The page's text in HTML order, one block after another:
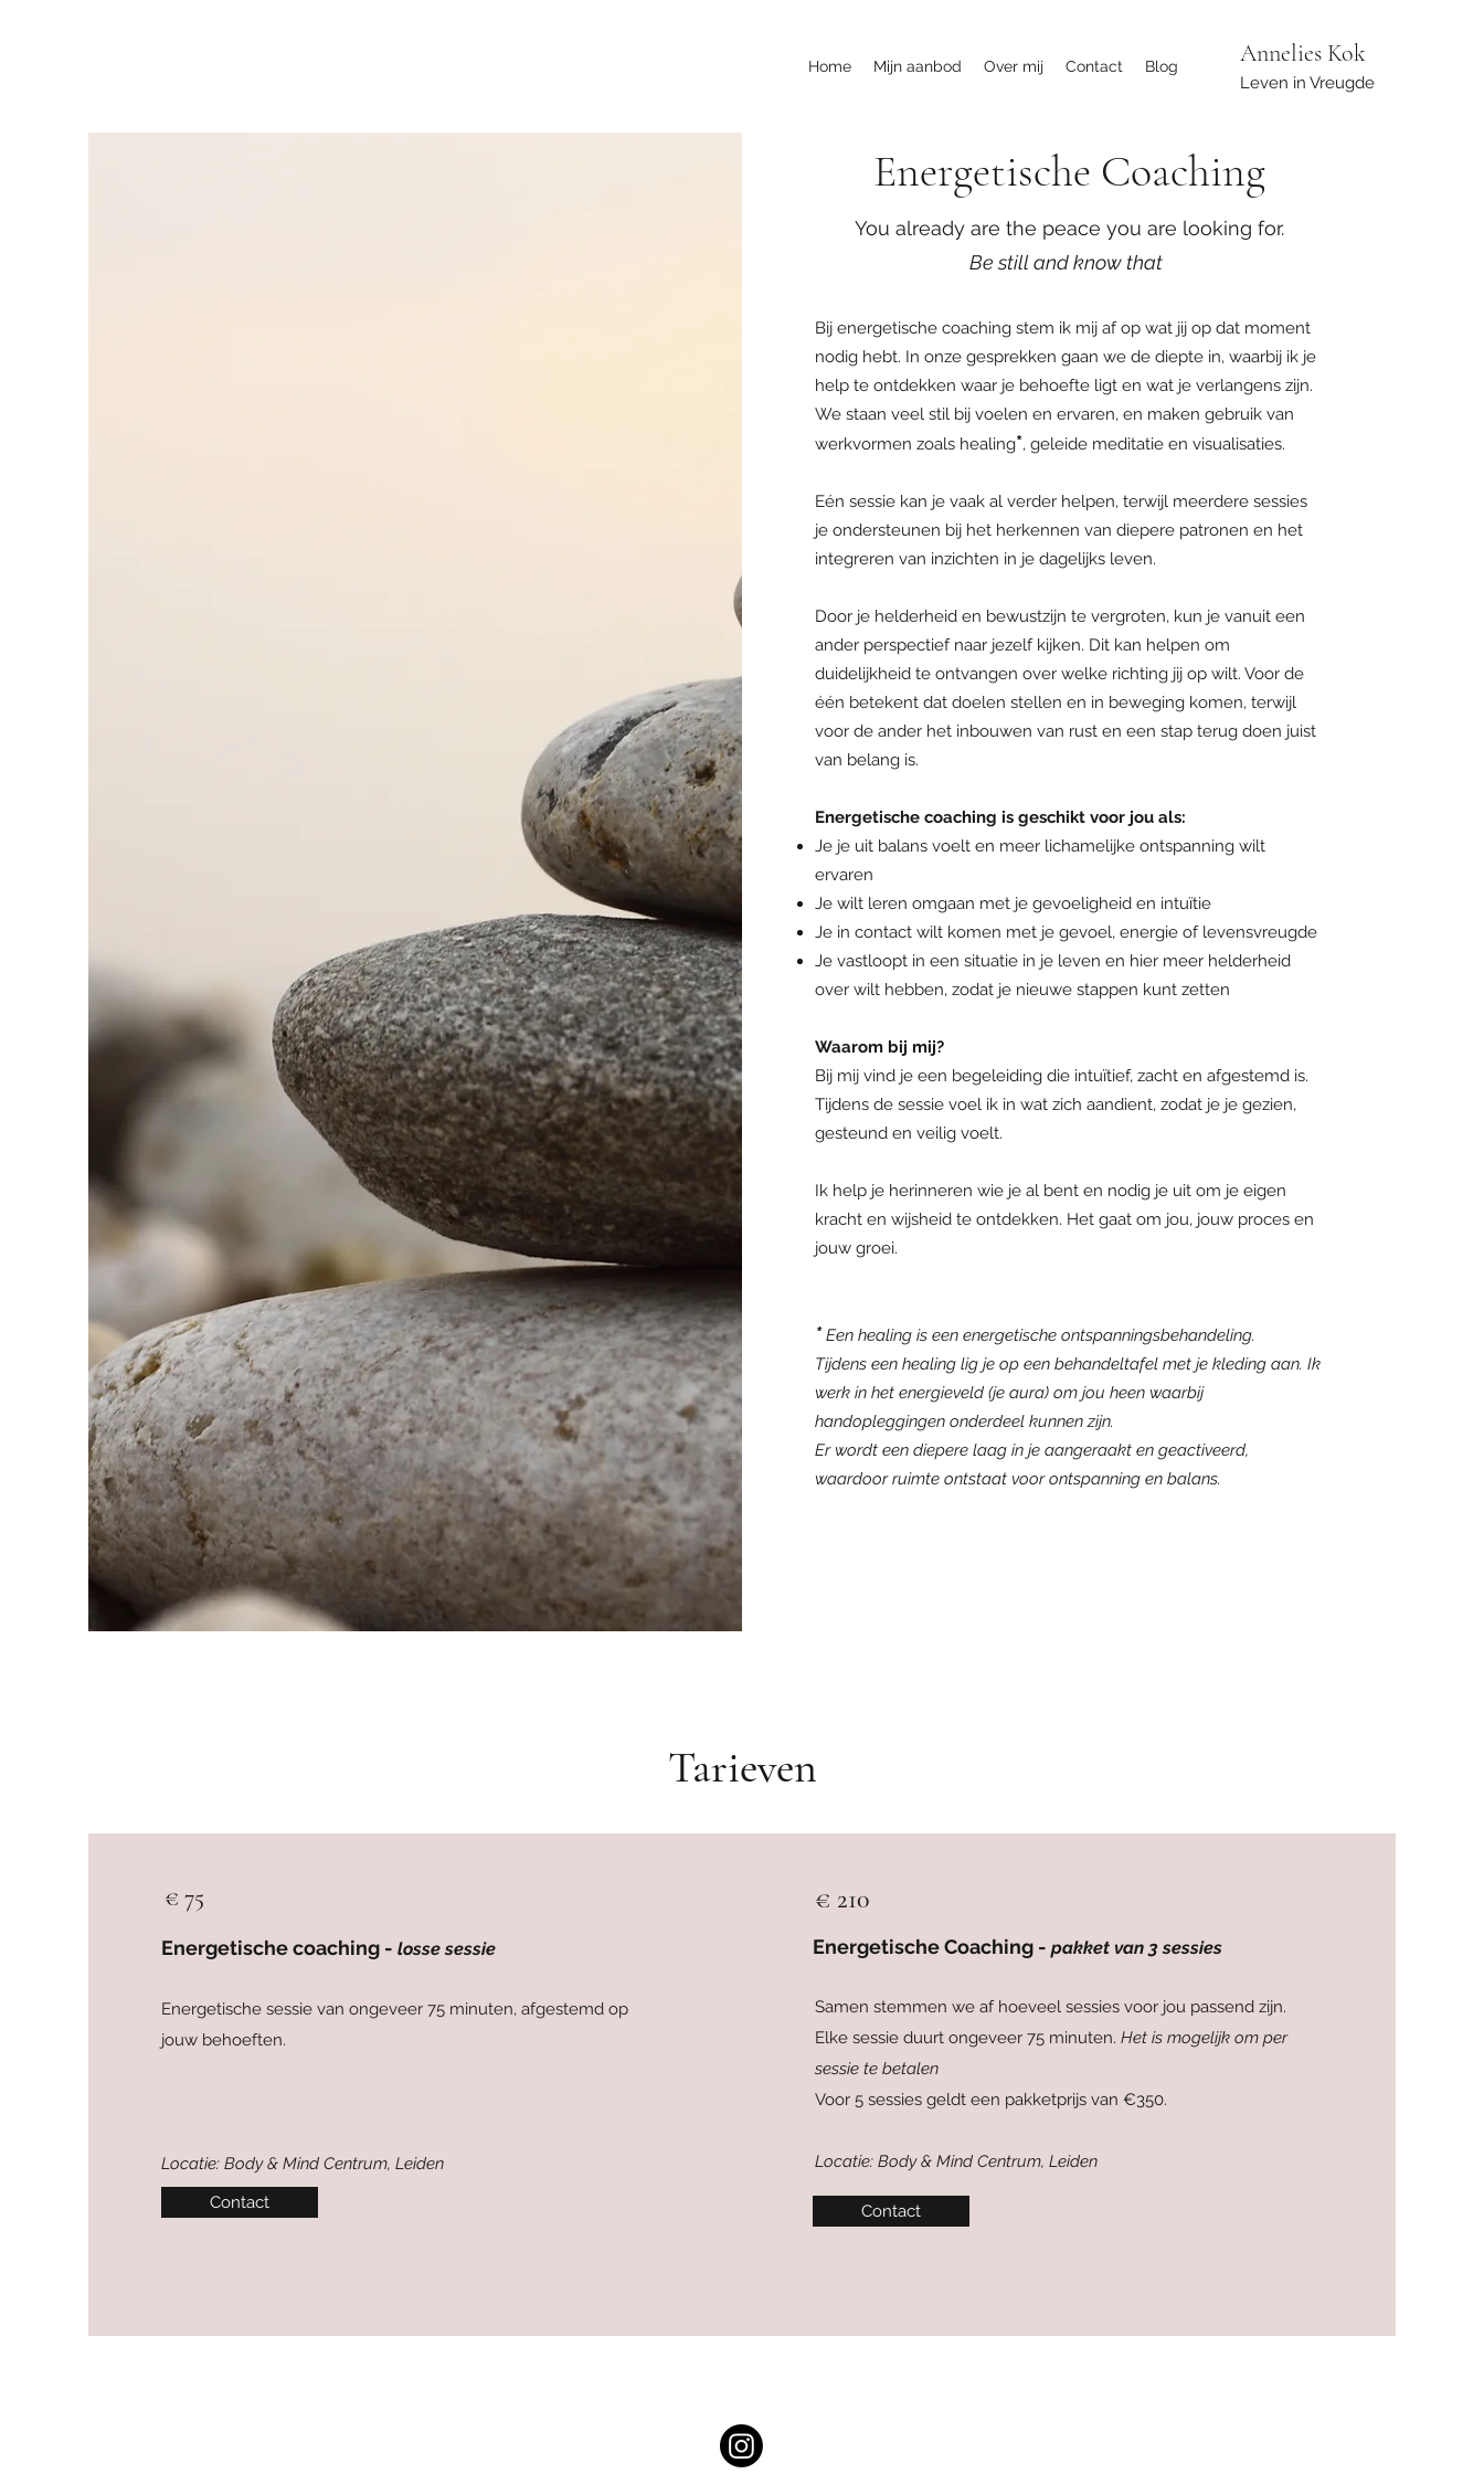
Home Mijn aanbod Over mij Contact Blog Annelies Kok
Leven in Vreugde
Energetische Coaching
You already are the peace you are looking for.
Be still and know that
Bij energetische coaching stem ik mij af op wat jij op dat moment
nodig hebt. In onze gesprekken gaan we de diepte in, waarbij ik je
help te ontdekken waar je behoefte ligt en wat je verlangens zijn.
We staan veel stil bij voelen en ervaren, en maken gebruik van
werkvormen zoals healing*, geleide meditatie en visualisaties.
Eén sessie kan je vaak al verder helpen, terwijl meerdere sessies
je ondersteunen bij het herkennen van diepere patronen en het
integreren van inzichten in je dagelijks leven.
Door je helderheid en bewustzijn te vergroten, kun je vanuit een
ander perspectief naar jezelf kijken. Dit kan helpen om
duidelijkheid te ontvangen over welke richting jij op wilt. Voor de
één betekent dat doelen stellen en in beweging komen, terwijl
voor de ander het inbouwen van rust en een stap terug doen juist
van belang is.
Energetische coaching is geschikt voor jou als:
Je je uit balans voelt en meer lichamelijke ontspanning wilt
ervaren
Je wilt leren omgaan met je gevoeligheid en intuïtie
Je in contact wilt komen met je gevoel, energie of levensvreugde
Je vastloopt in een situatie in je leven en hier meer helderheid
over wilt hebben, zodat je nieuwe stappen kunt zetten
Waarom bij mij?
Bij mij vind je een begeleiding die intuïtief, zacht en afgestemd is.
Tijdens de sessie voel ik in wat zich aandient, zodat je je gezien,
gesteund en veilig voelt.
Ik help je herinneren wie je al bent en nodig je uit om je eigen
kracht en wijsheid te ontdekken. Het gaat om jou, jouw proces en
jouw groei.
*Een healing is een energetische ontspanningsbehandeling.
Tijdens een healing lig je op een behandeltafel met je kleding aan. Ik
werk in het energieveld (je aura) om jou heen waarbij
handopleggingen onderdeel kunnen zijn.
Er wordt een diepere laag in je aangeraakt en geactiveerd,
waardoor ruimte ontstaat voor ontspanning en balans.
Tarieven
€ 75
Energetische coaching -losse sessie
Energetische sessie van ongeveer 75 minuten, afgestemd op
jouw behoeften.
Locatie: Body & Mind Centrum, Leiden
Contact
€ 210
Energetische Coaching -pakket van 3 sessies
Samen stemmen we af hoeveel sessies voor jou passend zijn.
Elke sessie duurt ongeveer 75 minuten.Het is mogelijk om per
sessie te betalen
Voor 5 sessies geldt een pakketprijs van €350.
Locatie: Body & Mind Centrum, Leiden
Contact